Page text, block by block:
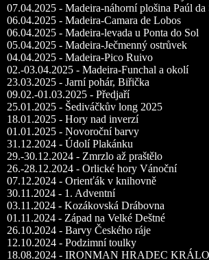
07.04.2025 - Madeira-náhorní plošina Paúl da
06.04.2025 - Madeira-Camara de Lobos
06.04.2025 - Madeira-levada u Ponta do Sol
05.04.2025 - Madeira-Ječmenný ostrůvek
04.04.2025 - Madeira-Pico Ruivo
02.-03.04.2025 - Madeira-Funchal a okolí
23.03.2025 - Jarní pohár, Biřička
09.02.-01.03.2025 - Předjaří
25.01.2025 - Šediváčkův long 2025
18.01.2025 - Hory nad inverzí
01.01.2025 - Novoroční barvy
31.12.2024 - Údolí Plakánku
29.-30.12.2024 - Zmrzlo až praštělo
26.-28.12.2024 - Orlické hory Vánoční
07.12.2024 - Orienťák v knihovně
30.11.2024 - 1. Adventní
03.11.2024 - Kozákovská Drábovna
01.11.2024 - Západ na Velké Deštné
26.10.2024 - Barvy Českého ráje
12.10.2024 - Podzimní toulky
18.08.2024 - IRONMAN HRADEC